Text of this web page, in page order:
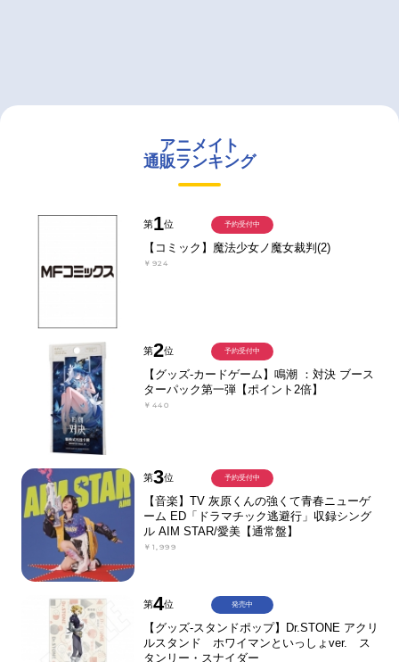
アニメイト
通販ランキング
第1位
【コミック】魔法少女ノ魔女裁判(2)
￥924
予約受付中
第2位
【グッズ-カードゲーム】鳴潮 ：対決 ブース
ターパック第一弾【ポイント2倍】
￥440
予約受付中
第3位
【音楽】TV 灰原くんの強くて青春ニューゲ
ーム ED「ドラマチック逃避行」収録シング
ル AIM STAR/愛美【通常盤】
￥1,999
予約受付中
第4位
【グッズ-スタンドポップ】Dr.STONE アクリ
ルスタンド ホワイマンといっしょver. ス
タンリー・スナイダー
発売中